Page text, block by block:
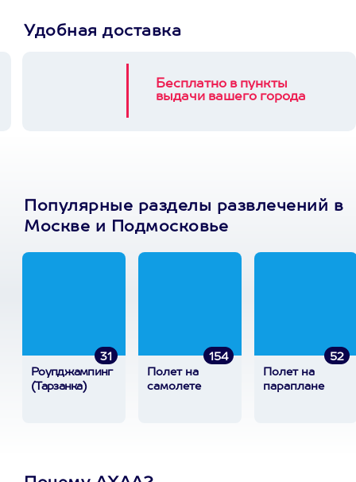
Удобная доставка
Бесплатно в пункты
выдачи вашего города
Популярные разделы развлечений в
Москве и Подмосковье
31
Роупджампинг
(Тарзанка)
154
Полет на
самолете
52
Полет на
параплане